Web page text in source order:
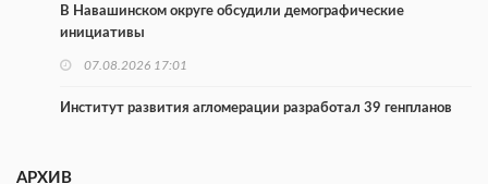
В Навашинском округе обсудили демографические
инициативы
07.08.2026 17:01
Институт развития агломерации разработал 39 генпланов
АРХИВ